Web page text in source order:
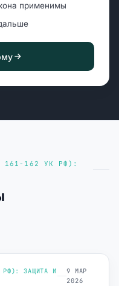
применимы
161-162 УК РФ):
РФ): ЗАЩИТА И
9 МАР
2026